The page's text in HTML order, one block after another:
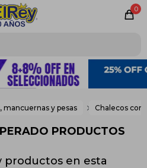
0
mancuernas y pesas Chalecos con
PRODUCTOS
productos en esta